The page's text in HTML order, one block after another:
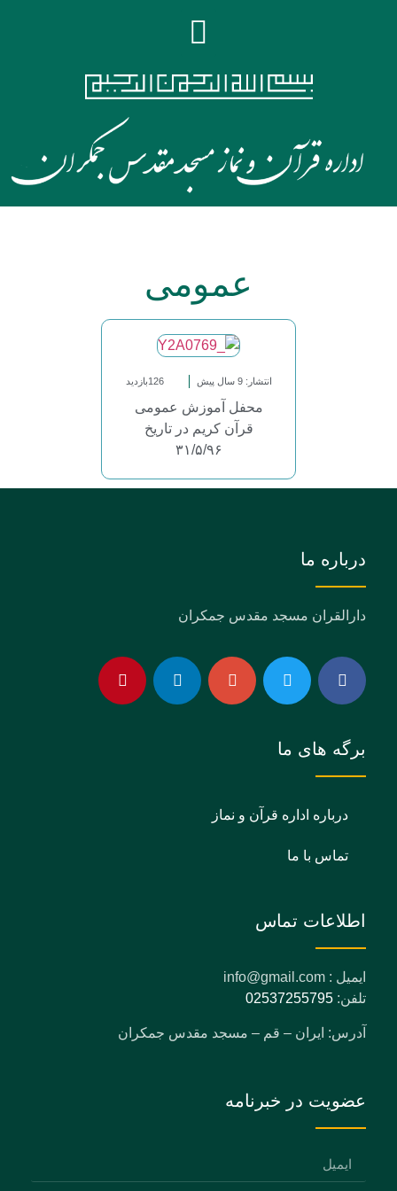
عمومی
انتشار: 9 سال پیش 126بازدید
محفل آموزش عمومی
قرآن کریم در تاریخ
۳۱/۵/۹۶
درباره ما
دارالقران مسجد مقدس جمکران
برگه های ما
درباره اداره قرآن و نماز
تماس با ما
اطلاعات تماس
ایمیل : info@gmail.com
تلفن: 02537255795
آدرس: ایران – قم – مسجد مقدس جمکران
عضویت در خبرنامه